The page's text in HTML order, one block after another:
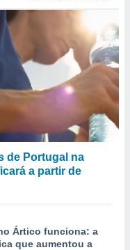
de Portugal na
a partir de
Ártico funciona: a
que aumentou a